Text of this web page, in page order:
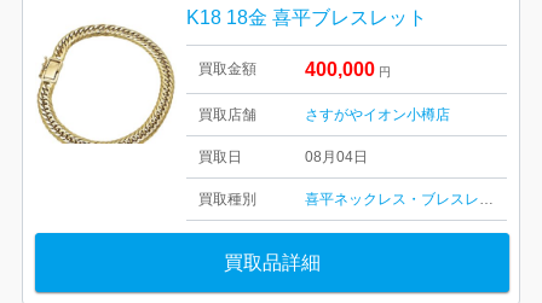
K18 18金 喜平ブレスレット
買取金額 400,000 円
買取店舗 さすがやイオン小樽店
買取日 08月04日
買取種別 喜平ネックレス・ブレスレット
買取品詳細